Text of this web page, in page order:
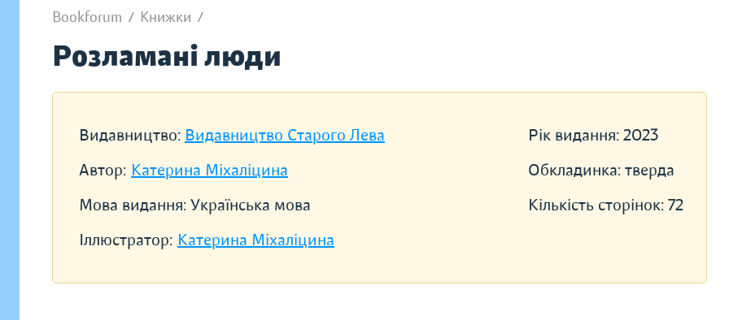
Bookforum / Книжки /
Розламані люди
Видавництво: Видавництво Старого Лева
Автор: Катерина Міхаліцина
Мова видання: Українська мова
Іллюстратор: Катерина Міхаліцина
Рік видання: 2023
Обкладинка: тверда
Кількість сторінок: 72